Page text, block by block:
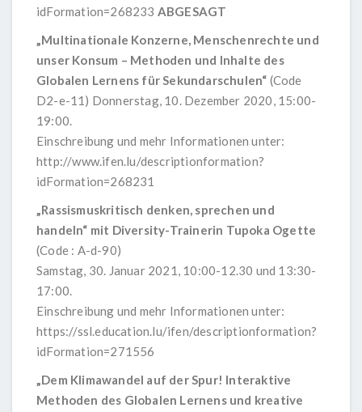
idFormation=268233 ABGESAGT
„Multinationale Konzerne, Menschenrechte und
unser Konsum – Methoden und Inhalte des
Globalen Lernens für Sekundarschulen“ (Code
D2-e-11) Donnerstag, 10. Dezember 2020, 15:00-
19:00.
Einschreibung und mehr Informationen unter:
http://www.ifen.lu/descriptionformation?
idFormation=268231
„Rassismuskritisch denken, sprechen und
handeln“ mit Diversity-Trainerin Tupoka Ogette
(Code : A-d-90)
Samstag, 30. Januar 2021, 10:00-12.30 und 13:30-
17:00.
Einschreibung und mehr Informationen unter:
https://ssl.education.lu/ifen/descriptionformation?
idFormation=271556
„Dem Klimawandel auf der Spur! Interaktive
Methoden des Globalen Lernens und kreative